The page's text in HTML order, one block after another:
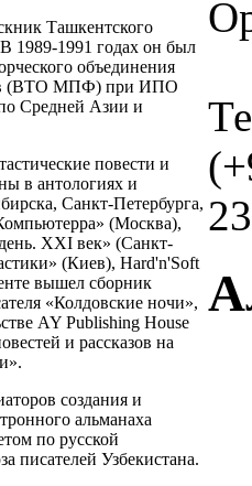
Ташкентского
1989-1991 годах он был
объединения
(ВТО МПФ) при ИПО
Средней Азии и
повести и
в антологиях и
Санкт-Петербурга,
(Москва),
XXI век» (Санкт-
(Киев), Hard'n'Soft
вышел сборник
«Колдовские ночи»,
AY Publishing House
и рассказов на
создания и
альманаха
по русской
писателей Узбекистана.